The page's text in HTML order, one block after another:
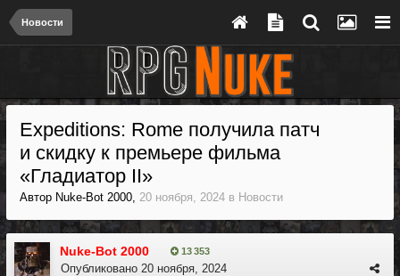
Новости
Expeditions: Rome получила патч
и скидку к премьере фильма
«Гладиатор II»
Автор Nuke-Bot 2000, 20 ноября, 2024 в Новости
Nuke-Bot 2000 13 353
Опубликовано 20 ноября, 2024